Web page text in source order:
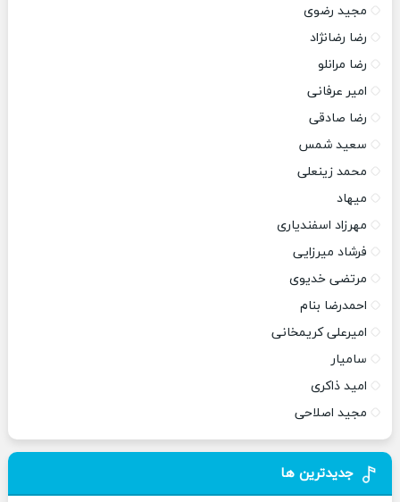
مجید رضوی
رضا رضانژاد
رضا مرانلو
امیر عرفانی
رضا صادقی
سعید شمس
محمد زینعلی
میهاد
مهرزاد اسفندیاری
فرشاد میرزایی
مرتضی خدیوی
احمدرضا بنام
امیرعلی کریمخانی
سامیار
امید ذاکری
مجید اصلاحی
جدیدترین ها